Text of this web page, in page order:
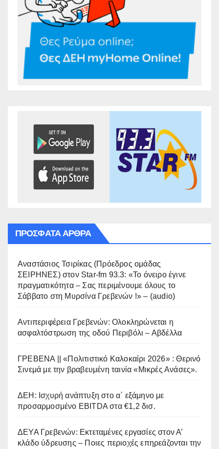
ΠΡΌΣΦΑΤΑ ΆΡΘΡΑ
Αναστάσιος Τσιρίκας (Πρόεδρος ομάδας
ΣΕΙΡΗΝΕΣ) στον Star-fm 93.3: «Το όνειρο έγινε
πραγματικότητα – Σας περιμένουμε όλους το
Σάββατο στη Μυρσίνα Γρεβενών !» – (audio)
Αντιπεριφέρεια Γρεβενών: Ολοκληρώνεται η
ασφαλτόστρωση της οδού Περιβόλι – Αβδέλλα
ΓΡΕΒΕΝΑ || «Πολιτιστικό Καλοκαίρι 2026» : Θερινό
Σινεμά με την βραβευμένη ταινία «Μικρές Ανάσες».
ΔΕΗ: Ισχυρή ανάπτυξη στο α΄ εξάμηνο με
προσαρμοσμένο EBITDA στα €1,2 δισ.
ΔΕΥΑ Γρεβενών: Εκτεταμένες εργασίες στον Α’
κλάδο ύδρευσης – Ποιες περιοχές επηρεάζονται την